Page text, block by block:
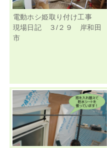
電動ホシ姫取り付け工事
現場日記 ３/２９ 岸和田
市